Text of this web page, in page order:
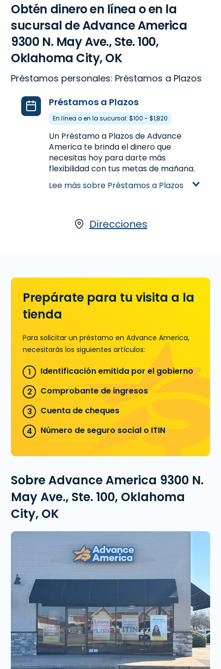
Obtén dinero en línea o en la
sucursal de Advance America
9300 N. May Ave., Ste. 100,
Oklahoma City, OK
Préstamos personales: Préstamos a Plazos
Préstamos a Plazos
En línea o en la sucursal: $100 - $1,820
Un Préstamo a Plazos de Advance
America te brinda el dinero que
necesitas hoy para darte más
flexibilidad con tus metas de mañana.
A diferencia de los Préstamos de Día
de Pago, un Préstamo a Plazos te
tiempo. Los Préstamos a Plazos están
$1,820, o llamanos(405) 752-7524
sucursal..
Aprende más sobre Préstamos a
Lee más sobre Préstamos a Plazos
Direcciones
Prepárate para tu visita a la
tienda
Para solicitar un préstamo en Advance America,
necesitarás los siguientes artículos:
Identificación emitida por el gobierno
Comprobante de ingresos
Cuenta de cheques
Número de seguro social o ITIN
Sobre Advance America 9300 N.
May Ave., Ste. 100, Oklahoma
City, OK